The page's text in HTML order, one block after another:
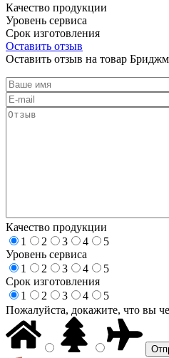
Качество продукции
Уровень сервиса
Срок изготовления
Оставить отзыв
Оставить отзыв на товар
Качество продукции
1
2 3 4
5
Уровень сервиса
1
2 3 4
5
Срок изготовления
1
2 3 4
5
Пожалуйста, докажите, что вы